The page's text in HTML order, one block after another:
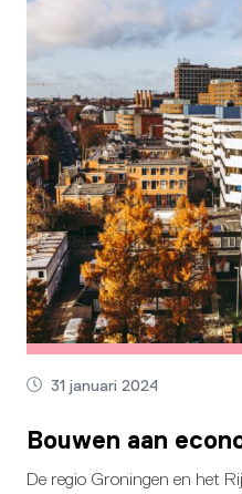
31 januari 2024
Bouwen aan
De regio Groningen en het